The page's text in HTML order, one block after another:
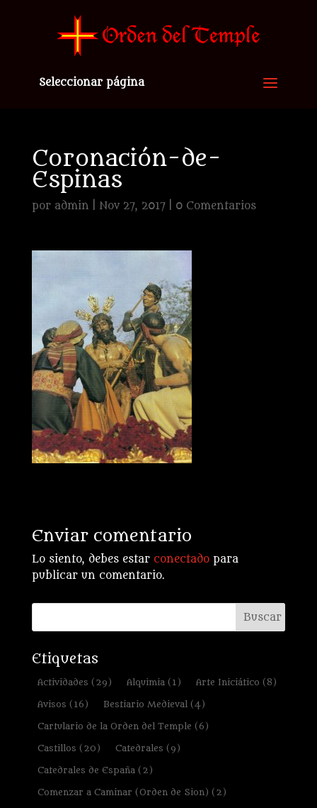
Seleccionar página
Coronación-de-
Espinas
por admin Nov 27, 2017| 0 Comentarios
Enviar comentario
Lo siento, debes estar conectadopara
publicar un comentario.
Etiquetas
Actividades (29) Alquimia(1) Arte Iniciático (8)
Avisos (16) Bestiario Medieval(4)
Cartulario de la Orden del Temple (6)
Castillos (20) Catedrales (9)
Catedrales de España(2)
Comenzar a Caminar (Orden de Sion) (2)